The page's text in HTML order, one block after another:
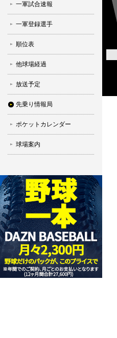
一軍試合速報
一軍登録選手
順位表
他球場経過
放送予定
先乗り情報局
ポケットカレンダー
球場案内